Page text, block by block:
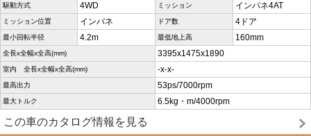
駆動方式 4WD ミッション インパネ4AT
ミッション位置 インパネ ドア数 4ドア
最小回転半径 4.2m 最低地上高 160mm
全長x全幅x全高(mm) 3395x1475x1890
室内 全長x全幅x全高(mm) -x-x-
最高出力 53ps/7000rpm
最大トルク 6.5kg・m/4000rpm
この車のカタログ情報を見る